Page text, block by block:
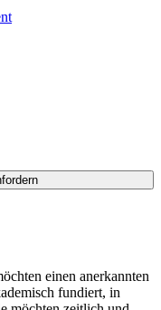
einen anerkannten
fundiert, in